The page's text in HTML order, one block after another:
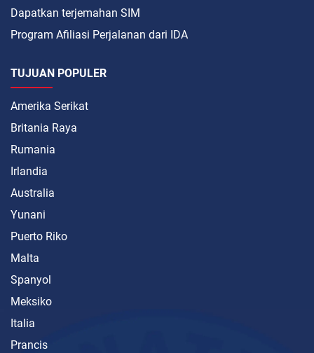
Dapatkan terjemahan SIM
Program Afiliasi Perjalanan dari IDA
TUJUAN POPULER
Amerika Serikat
Britania Raya
Rumania
Irlandia
Australia
Yunani
Puerto Riko
Malta
Spanyol
Meksiko
Italia
Prancis